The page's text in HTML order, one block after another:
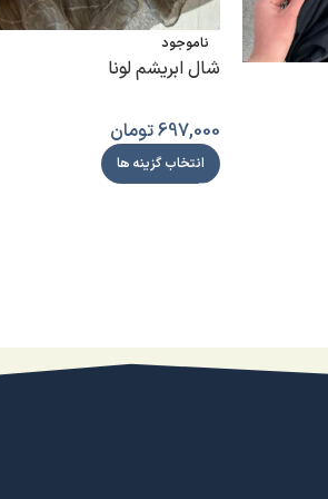
ناموجود
شال ابریشم لونا
697,000تومان
انتخاب گزینه ها